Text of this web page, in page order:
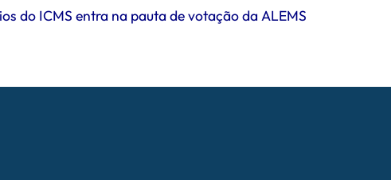
do ICMS entra na pauta de votação da ALEMS